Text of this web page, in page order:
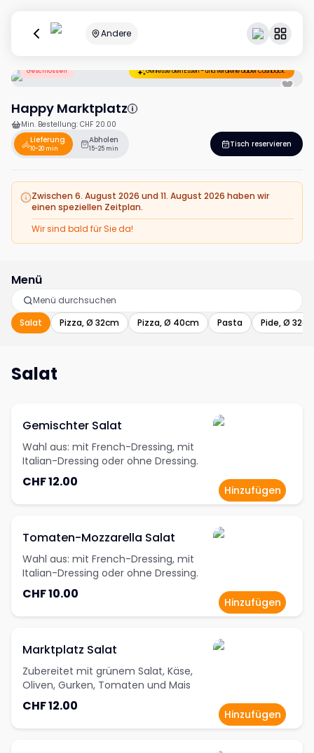
Andere
Geschlossen Geniesse dein Essen – und verdiene dabei Cashback.
Happy Marktplatz
Min. Bestellung: CHF 20.00
Lieferung
10-20 min
Abholen
15-25 min Tisch reservieren
Zwischen 6. August 2026 und 11. August 2026 haben wir
einen speziellen Zeitplan.
Wir sind bald für Sie da!
Menü
Salat Pizza, Ø 32cm Pizza, Ø 40cm Pasta Pide, Ø
Salat
Gemischter Salat
Wahl aus: mit French-Dressing, mit
Italian-Dressing oder ohne Dressing.
CHF 12.00
Hinzufügen
Tomaten-Mozzarella Salat
Wahl aus: mit French-Dressing, mit
Italian-Dressing oder ohne Dressing.
CHF 10.00
Hinzufügen
Marktplatz Salat
Zubereitet mit grünem Salat, Käse,
Oliven, Gurken, Tomaten und Mais
CHF 12.00
Hinzufügen